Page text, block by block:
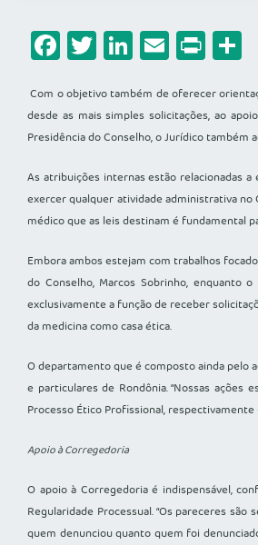
Facebook
Twitter
LinkedIn
Email
Print
Com o objetivo também de oferecer
desde as mais simples solicitações, ao
Presidência do Conselho, o Jurídico também
As atribuições internas estão relacionadas
exercer qualquer atividade administrativa
médico que as leis destinam é fundamental
Embora ambos estejam com trabalhos
do Conselho, Marcos Sobrinho, enquanto
exclusivamente a função de receber
da medicina como casa ética.
O departamento que é composto ainda pelo
e particulares de Rondônia. “Nossas ações
Processo Ético Profissional, respectivamente
Apoio à Corregedoria
O apoio à Corregedoria é indispensável,
Regularidade Processual. “Os pareceres
quem denunciou quanto quem foi